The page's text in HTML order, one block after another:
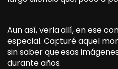
Aun así, verla allí, en ese
especial. Capturé aquel
sin saber que esas
durante años.